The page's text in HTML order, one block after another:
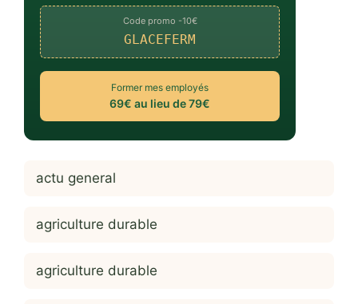
Code promo -10€
GLACEFERM
Former mes employés
69€ au lieu de 79€
actu general
agriculture durable
agriculture durable